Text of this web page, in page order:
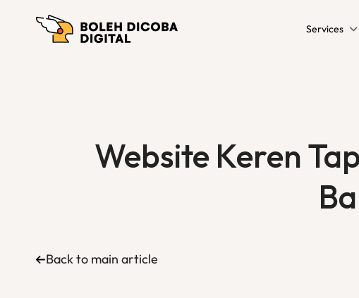
Services
Website Keren
Back to main article